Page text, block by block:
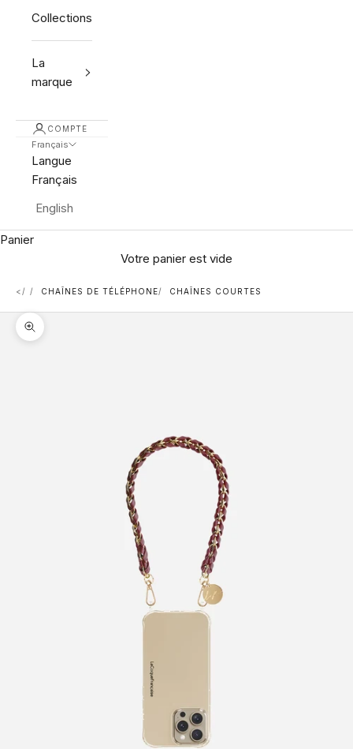
Collections
La
marque
COMPTE
Français
Langue
Français
English
Panier
Votre panier est vide
< CHAÎNES DE TÉLÉPHONE CHAÎNES COURTES
Zoomer sur l'image